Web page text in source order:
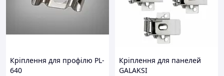
Кріплення для профілю PL-
640
Кріплення для панелей
GALAKSI